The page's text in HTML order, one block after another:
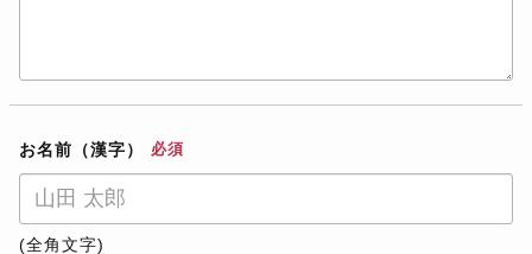
お名前（漢字） 必須
(全角文字)